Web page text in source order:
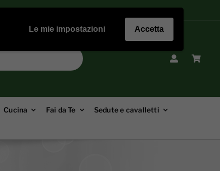
Le mie impostazioni Accetta
Cucina Fai da Te
Sedute e cavalletti